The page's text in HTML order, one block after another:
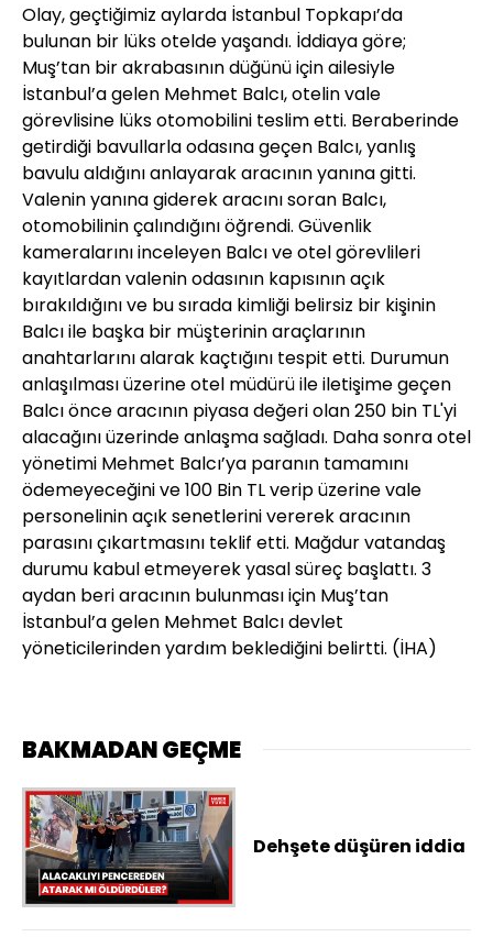
Olay, geçtiğimiz aylarda İstanbul Topkapı’da
bulunan bir lüks otelde yaşandı. İddiaya göre;
Muş’tan bir akrabasının düğünü için ailesiyle
İstanbul’a gelen Mehmet Balcı, otelin vale
görevlisine lüks otomobilini teslim etti. Beraberinde
getirdiği bavullarla odasına geçen Balcı, yanlış
bavulu aldığını anlayarak aracının yanına gitti.
Valenin yanına giderek aracını soran Balcı,
otomobilinin çalındığını öğrendi. Güvenlik
kameralarını inceleyen Balcı ve otel görevlileri
kayıtlardan valenin odasının kapısının açık
bırakıldığını ve bu sırada kimliği belirsiz bir kişinin
Balcı ile başka bir müşterinin araçlarının
anahtarlarını alarak kaçtığını tespit etti. Durumun
anlaşılması üzerine otel müdürü ile iletişime geçen
Balcı önce aracının piyasa değeri olan 250 bin TL'yi
alacağını üzerinde anlaşma sağladı. Daha sonra otel
yönetimi Mehmet Balcı’ya paranın tamamını
ödemeyeceğini ve 100 Bin TL verip üzerine vale
personelinin açık senetlerini vererek aracının
parasını çıkartmasını teklif etti. Mağdur vatandaş
durumu kabul etmeyerek yasal süreç başlattı. 3
aydan beri aracının bulunması için Muş’tan
İstanbul’a gelen Mehmet Balcı devlet
yöneticilerinden yardım beklediğini belirtti. (İHA)
BAKMADAN GEÇME
Dehşete düşüren iddia